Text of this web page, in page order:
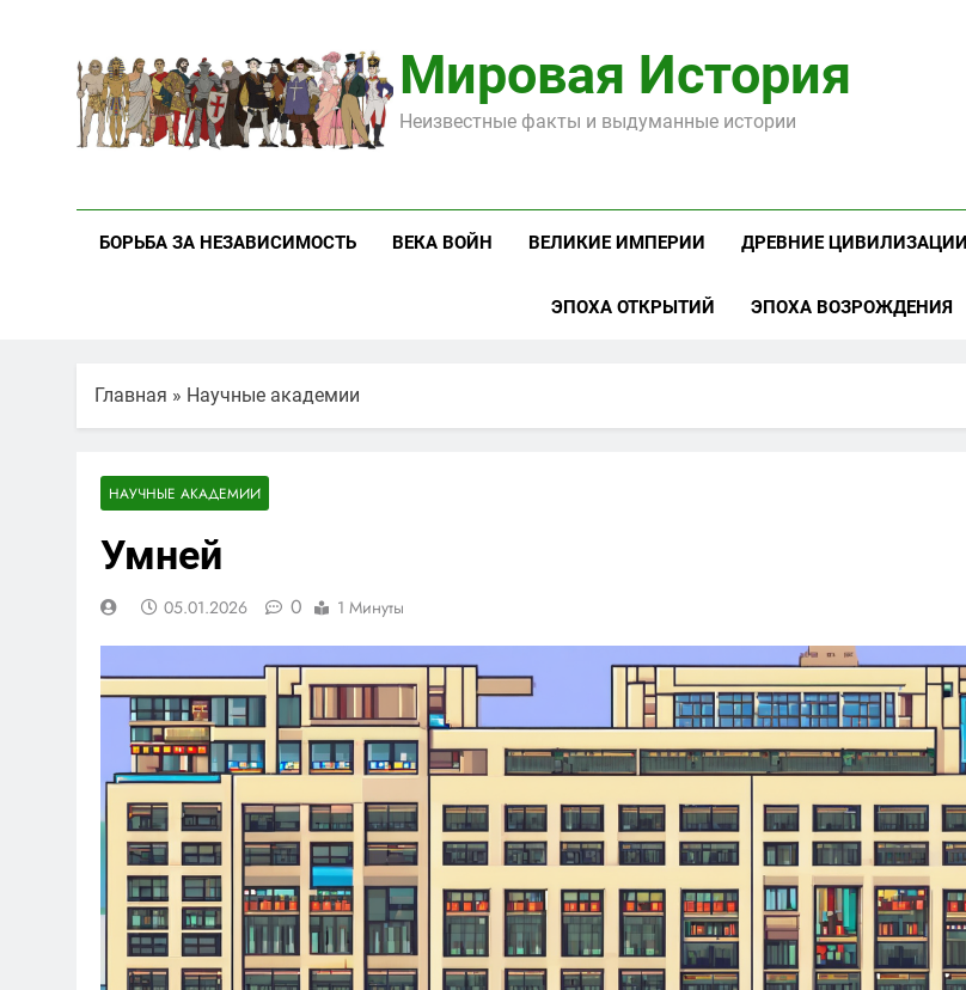
содержимому
Мировая История
Неизвестные факты и выдуманные истории
БОРЬБА ЗА НЕЗАВИСИМОСТЬ ВЕКА ВОЙН ВЕЛИКИЕ ИМПЕРИИ ДРЕВНИЕ ЦИВИЛИЗАЦИИ
ЭПОХА ОТКРЫТИЙ ЭПОХА ВОЗРОЖДЕНИЯ
Главная » Научные академии
НАУЧНЫЕ АКАДЕМИИ
Умней
05.01.2026 0 1 Минуты